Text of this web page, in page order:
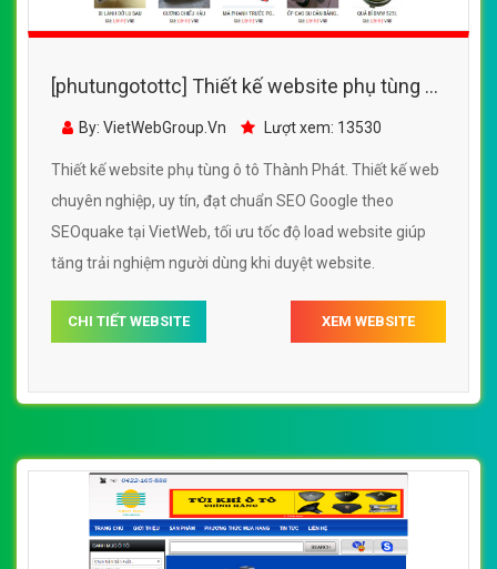
[phutungotottc] Thiết kế website phụ tùng ô
tô Thành Phát đẹp SEO nhanh hiệu quả
By: VietWebGroup.Vn Lượt xem: 13530
Thiết kế website phụ tùng ô tô Thành Phát. Thiết kế web
chuyên nghiệp, uy tín, đạt chuẩn SEO Google theo
SEOquake tại VietWeb, tối ưu tốc độ load website giúp
tăng trải nghiệm người dùng khi duyệt website.
CHI TIẾT WEBSITE XEM WEBSITE